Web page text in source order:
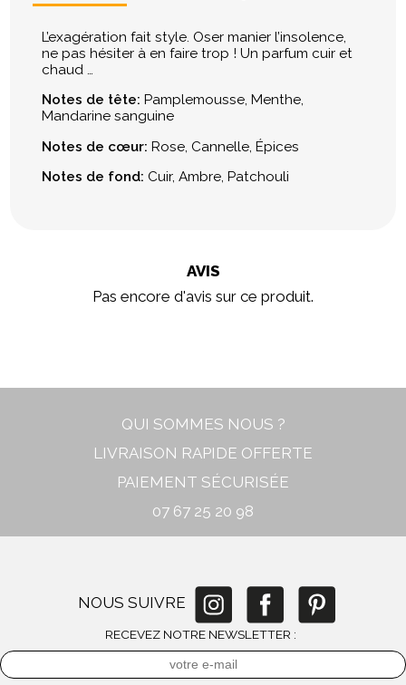
L’exagération fait style. Oser manier l’insolence,
ne pas hésiter à en faire trop ! Un parfum cuir et
chaud …
Notes de tête: Pamplemousse, Menthe,
Mandarine sanguine
Notes de cœur:Rose, Cannelle, Épices
Notes de fond:Cuir, Ambre, Patchouli
AVIS
Pas encore d'avis sur ce produit.
QUI SOMMES NOUS ?
LIVRAISON RAPIDE OFFERTE
PAIEMENT SÉCURISÉE
07 67 25 20 98
NOUS SUIVRE
RECEVEZ NOTRE NEWSLETTER :